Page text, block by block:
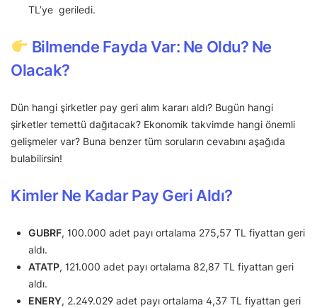
TL’ye geriledi.
Bilmende Fayda Var: Ne Oldu? Ne
Olacak?
Dün hangi şirketler pay geri alım kararı aldı? Bugün hangi
şirketler temettü dağıtacak? Ekonomik takvimde hangi önemli
gelişmeler var? Buna benzer tüm soruların cevabını aşağıda
bulabilirsin!
Kimler Ne Kadar Pay Geri Aldı?
GUBRF, 100.000 adet payı ortalama 275,57 TL fiyattan geri
aldı.
ATATP, 121.000 adet payı ortalama 82,87 TL fiyattan geri
aldı.
ENERY, 2.249.029 adet payı ortalama 4,37 TL fiyattan geri